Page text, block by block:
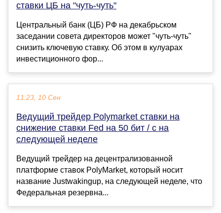
ставки ЦБ на "чуть-чуть"
Центральный банк (ЦБ) РФ на декабрьском
заседании совета директоров может "чуть-чуть"
снизить ключевую ставку. Об этом в кулуарах
инвестиционного фор...
11:23, 10 Сен
Ведущий трейдер Polymarket ставки на
снижение ставки Fed на 50 бит / с на
следующей неделе
Ведущий трейдер на децентрализованной
платформе ставок PolyMarket, который носит
название Justwakingup, на следующей неделе, что
Федеральная резервна...